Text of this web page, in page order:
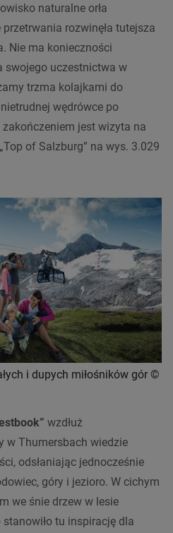
naturalne orła
rozwinęła tutejsza
Nie ma konieczności
swojego uczestnictwa w
trzma kolajkami do
wędrówce po
jest wizyta na
of Salzburg” na wys. 3.029
i dupych miłośników gór ©
wzdłuż
w Thumersbach wiedzie
odsłaniając jednocześnie
góry i jezioro. W cichym
we śnie drzew w lesie
tu inspirację dla